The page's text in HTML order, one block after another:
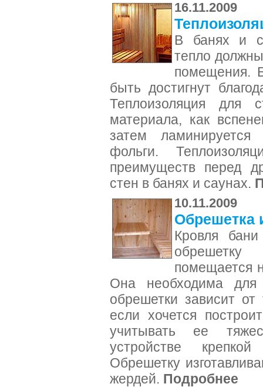
16.11.2009
В банях и
тепло
помещения.
быть достигнут
Теплоизоляция для
материала, как
затем
фольги.
преимуществ перед
стен в банях и саунах.
10.11.2009
Обрешетка
Кровля
помещается
Она необходима для
обрешетки зависит
если хочется
учитывать ее
устройстве
Обрешетку
жердей. Подробнее